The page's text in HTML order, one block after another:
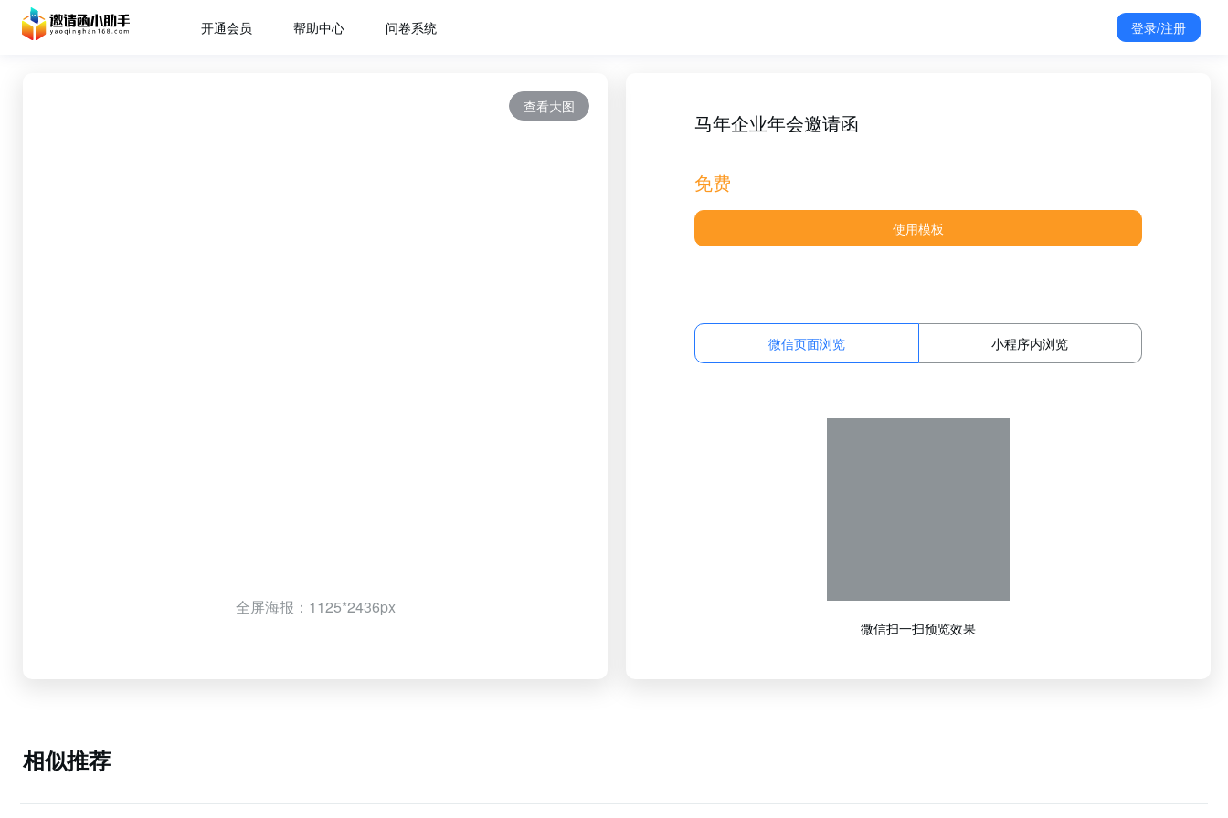
开通会员 帮助中心 问卷系统 登录/注册
全屏海报：1125*2436px
查看大图
马年企业年会邀请函
免费
使用模板
微信页面浏览 小程序内浏览
微信扫一扫预览效果
相似推荐